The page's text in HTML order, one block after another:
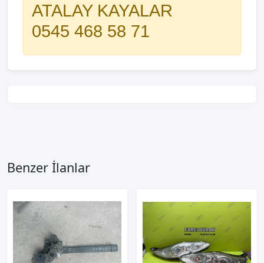
ATALAY KAYALAR
0545 468 58 71
Benzer İlanlar